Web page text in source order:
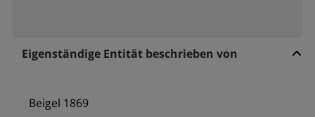
Eigenständige Entität beschrieben von
Beigel 1869